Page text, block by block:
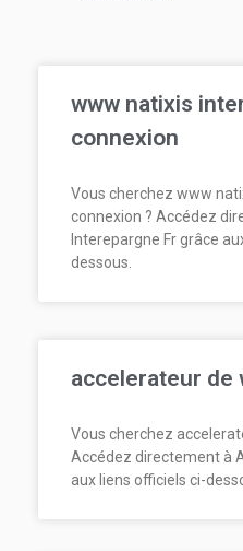
www natixis
connexion
Vous cherchez www
connexion ? Accédez
Interepargne Fr grâce
dessous.
accelerateur de
Vous cherchez
Accédez directement à
aux liens officiels ci-